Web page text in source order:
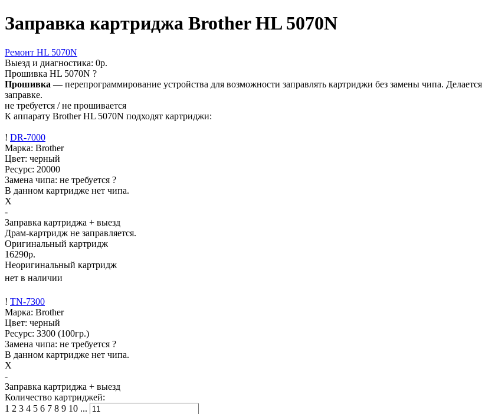
Заправка картриджа Brother HL 5070N
Ремонт HL 5070N
Выезд и диагностика: 0р.
Прошивка HL 5070N ?
Прошивка — перепрограммирование устройства для возможности заправлять картриджи без замены чипа.
заправке.
не требуется / не прошивается
К аппарату Brother HL 5070N подходят картриджи:
! DR-7000
Марка: Brother
Цвет: черный
Ресурс: 20000
Замена чипа: не требуется ?
В данном картридже нет чипа.
X
-
Заправка картриджа + выезд
Драм-картридж не заправляется.
Оригинальный картридж
16290р.
Неоригинальный картридж
нет в наличии
! TN-7300
Марка: Brother
Цвет: черный
Ресурс: 3300 (100гр.)
Замена чипа: не требуется ?
В данном картридже нет чипа.
X
-
Заправка картриджа + выезд
Количество картриджей:
1 2 3 4 5 6 7 8 9 10 ...